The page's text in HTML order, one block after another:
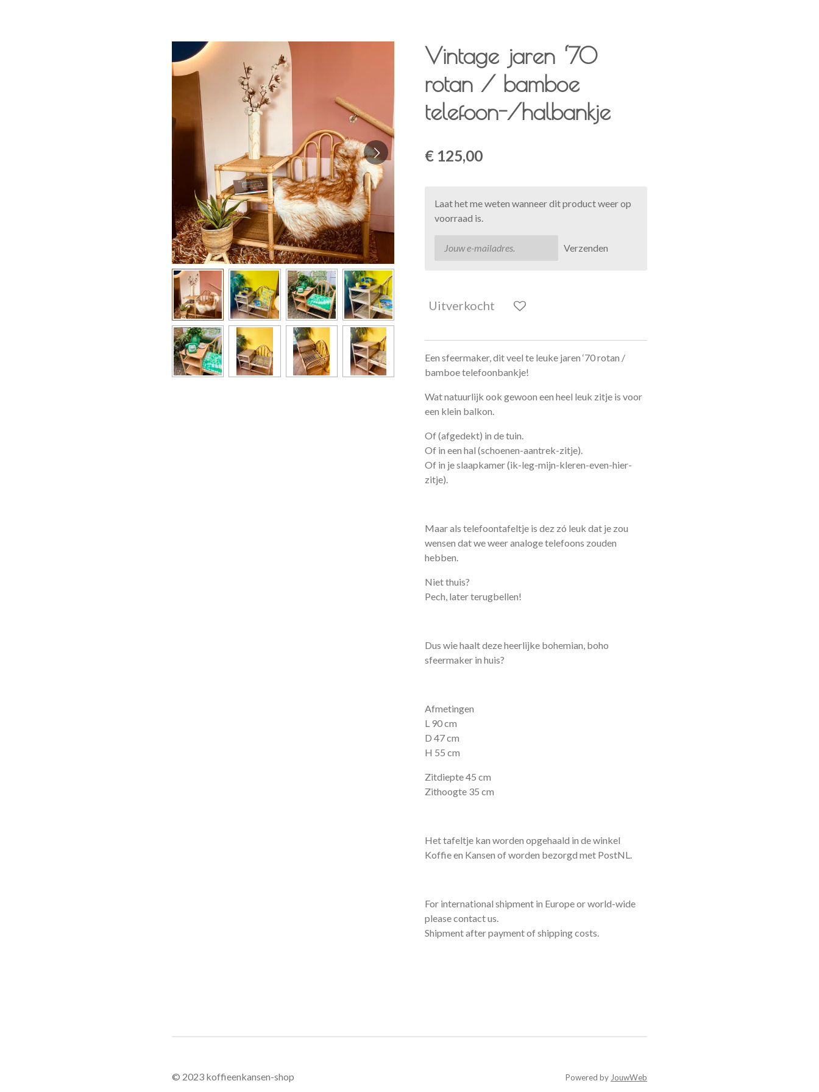
Vintage jaren ‘70
rotan / bamboe
telefoon-/halbankje
€ 125,00
Laat het me weten wanneer dit product weer op
voorraad is.
Verzenden
Uitverkocht
Een sfeermaker, dit veel te leuke jaren ‘70 rotan /
bamboe telefoonbankje!
Wat natuurlijk ook gewoon een heel leuk zitje is voor
een klein balkon.
Of (afgedekt) in de tuin.
Of in een hal (schoenen-aantrek-zitje).
Of in je slaapkamer (ik-leg-mijn-kleren-even-hier-
zitje).
Maar als telefoontafeltje is dez zó leuk dat je zou
wensen dat we weer analoge telefoons zouden
hebben.
Niet thuis?
Pech, later terugbellen!
Dus wie haalt deze heerlijke bohemian, boho
sfeermaker in huis?
Afmetingen
L 90 cm
D 47 cm
H 55 cm
Zitdiepte 45 cm
Zithoogte 35 cm
Het tafeltje kan worden opgehaald in de winkel
Koffie en Kansen of worden bezorgd met PostNL.
For international shipment in Europe or world-wide
please contact us.
Shipment after payment of shipping costs.
© 2023 koffieenkansen-shop Powered byJouwWeb